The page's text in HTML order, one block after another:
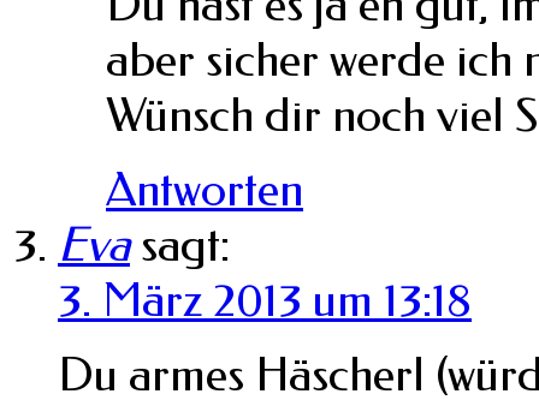
aber sicher werde ich
Wünsch dir noch viel
Antworten
Eva sagt:
3. März 2013 um 13:18
Du armes Häscherl